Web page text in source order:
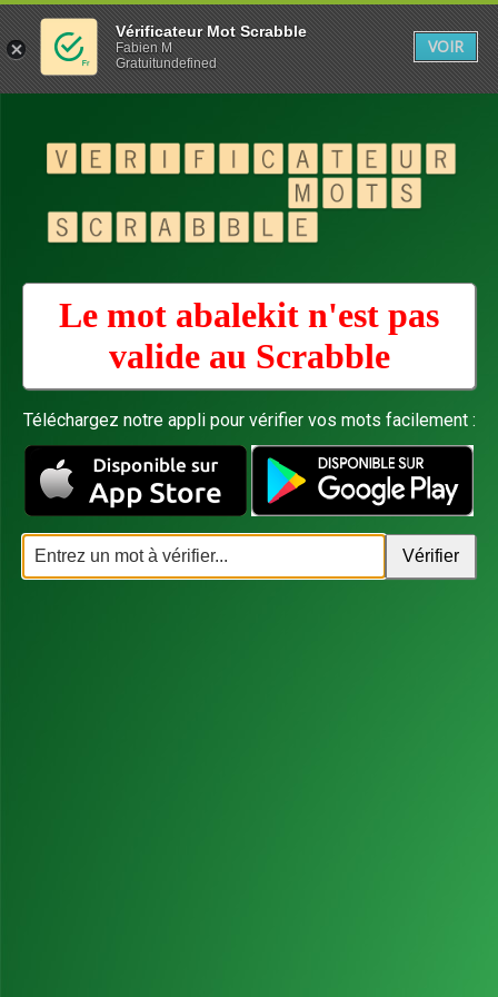
Le mot abalekit n'est pas
valide au Scrabble
Téléchargez notre appli pour vérifier vos mots facilement :
Vérificateur Mot Scrabble
Fabien M
Gratuitundefined
VOIR